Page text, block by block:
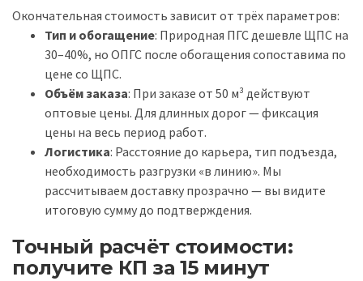
Окончательная стоимость зависит от трёх параметров:
Тип и обогащение: Природная ПГС дешевле ЩПС на
30–40%, но ОПГС после обогащения сопоставима по
цене со ЩПС.
Объём заказа: При заказе от 50 м³ действуют
оптовые цены. Для длинных дорог — фиксация
цены на весь период работ.
Логистика: Расстояние до карьера, тип подъезда,
необходимость разгрузки «в линию». Мы
рассчитываем доставку прозрачно — вы видите
итоговую сумму до подтверждения.
Точный расчёт стоимости:
получите КП за 15 минут